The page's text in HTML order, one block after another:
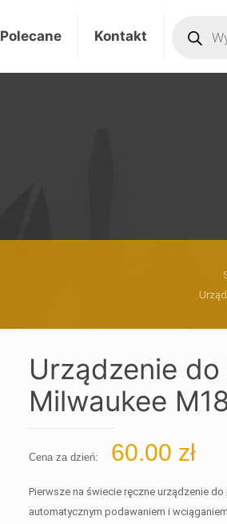
Polecane Kontakt
search
Urządzenie
Milwaukee
Cena za dzień: 60.00 zł
Pierwsze na świecie ręczne urządzenie
automatycznym podawaniem i